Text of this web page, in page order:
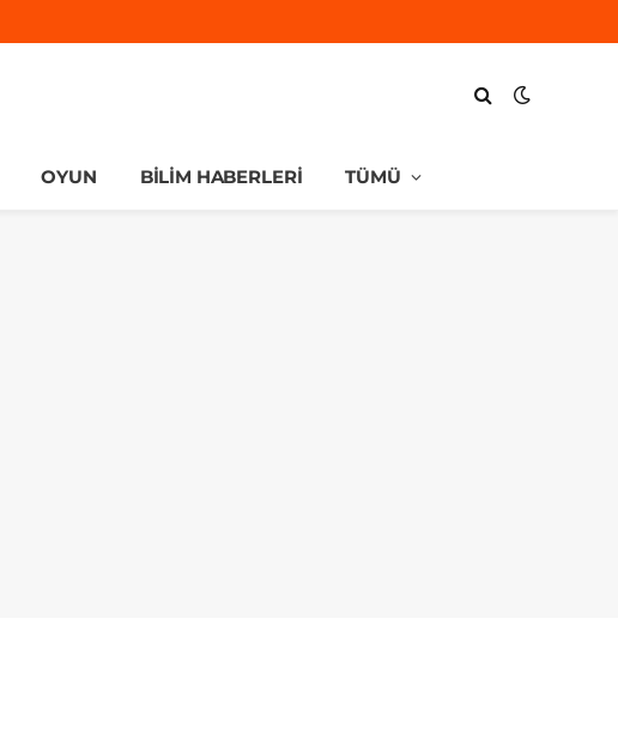
OYUN BILIM HABERLERI TÜMÜ